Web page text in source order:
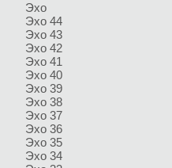
Эхо
Эхо 44
Эхо 43
Эхо 42
Эхо 41
Эхо 40
Эхо 39
Эхо 38
Эхо 37
Эхо 36
Эхо 35
Эхо 34